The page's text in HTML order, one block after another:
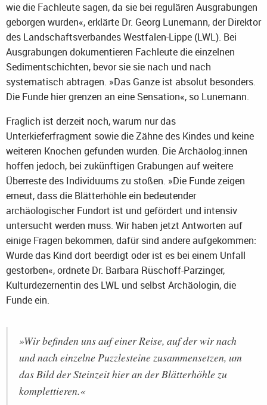
wie die Fachleute sagen, da sie bei regulären Ausgrabungen
geborgen wurden«, erklärte Dr. Georg Lunemann, der Direktor
des Landschaftsverbandes Westfalen-Lippe (LWL). Bei
Ausgrabungen dokumentieren Fachleute die einzelnen
Sedimentschichten, bevor sie sie nach und nach
systematisch abtragen. »Das Ganze ist absolut besonders.
Die Funde hier grenzen an eine Sensation«, so Lunemann.
Fraglich ist derzeit noch, warum nur das
Unterkieferfragment sowie die Zähne des Kindes und keine
weiteren Knochen gefunden wurden. Die Archäolog:innen
hoffen jedoch, bei zukünftigen Grabungen auf weitere
Überreste des Individuums zu stoßen. »Die Funde zeigen
erneut, dass die Blätterhöhle ein bedeutender
archäologischer Fundort ist und gefördert und intensiv
untersucht werden muss. Wir haben jetzt Antworten auf
einige Fragen bekommen, dafür sind andere aufgekommen:
Wurde das Kind dort beerdigt oder ist es bei einem Unfall
gestorben«, ordnete Dr. Barbara Rüschoff-Parzinger,
Kulturdezernentin des LWL und selbst Archäologin, die
Funde ein.
»Wir befinden uns auf einer Reise, auf der wir nach
und nach einzelne Puzzlesteine zusammensetzen, um
das Bild der Steinzeit hier an der Blätterhöhle zu
komplettieren.«